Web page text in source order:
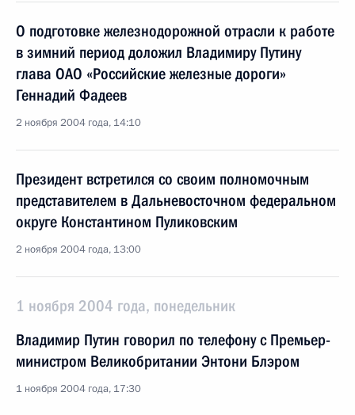
О подготовке железнодорожной отрасли к работе
в зимний период доложил Владимиру Путину
глава ОАО «Российские железные дороги»
Геннадий Фадеев
2 ноября 2004 года, 14:10
Президент встретился со своим полномочным
представителем в Дальневосточном федеральном
округе Константином Пуликовским
2 ноября 2004 года, 13:00
1 ноября 2004 года, понедельник
Владимир Путин говорил по телефону с Премьер-
министром Великобритании Энтони Блэром
1 ноября 2004 года, 17:30